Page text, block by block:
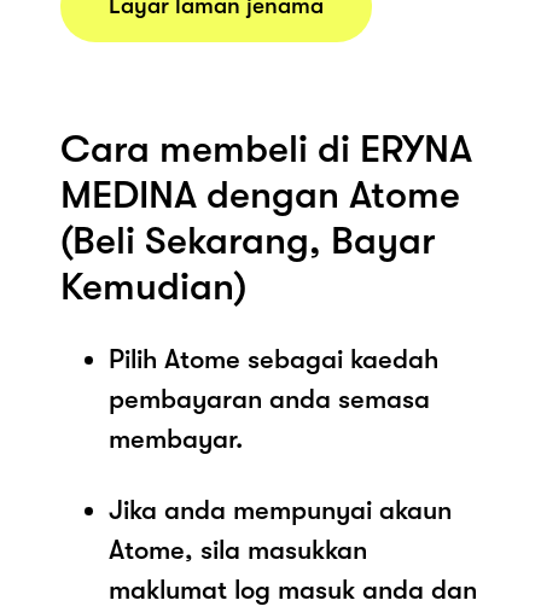
Layar laman jenama
Cara membeli di ERYNA
MEDINA dengan Atome
(Beli Sekarang, Bayar
Kemudian)
Pilih Atome sebagai kaedah
pembayaran anda semasa
membayar.
Jika anda mempunyai akaun
Atome, sila masukkan
maklumat log masuk anda dan